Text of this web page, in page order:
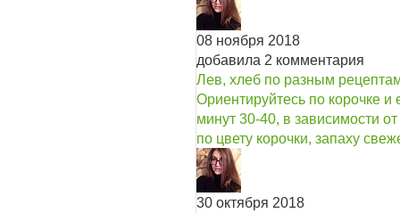
08 ноября 2018
добавила 2 комментария
Лев, хлеб по разным
Ориентируйтесь по корочке и
минут 30-40, в зависимости
по цвету корочки, запаху
30 октября 2018